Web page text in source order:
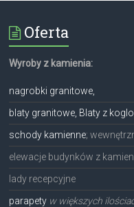
Oferta
Wyroby z kamienia:
nagrobki granitowe,
blaty granitowe, Blaty z
schody kamienne;
elewacje budynków z
lady recepcyjne
parapety w większych